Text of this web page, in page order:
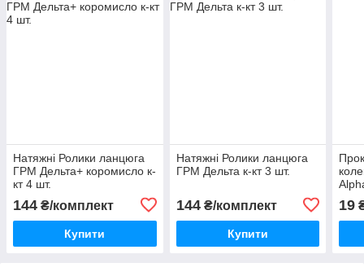
Натяжні Ролики ланцюга
ГРМ Дельта+ коромисло к-
кт 4 шт.
144 ₴/комплект
Купити
Натяжні Ролики ланцюга
ГРМ Дельта к-кт 3 шт.
144₴/комплект
Купити
19